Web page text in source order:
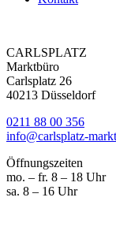
CARLSPLATZ
Marktbüro
Carlsplatz 26
40213 Düsseldorf
0211 88 00 356
info@carlsplatz-
Öffnungszeiten
mo. – fr. 8 – 18 Uhr
sa. 8 – 16 Uhr